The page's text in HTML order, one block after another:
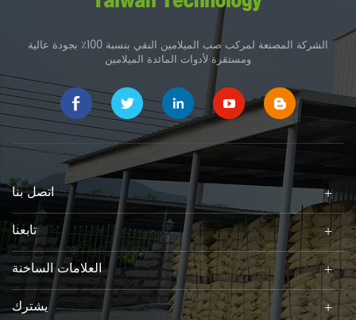
الشركة المصنعة لمركب صب الميلامين النقي بنسبة 100٪ بجودة عالية
ومستقرة لأدوات المائدة الميلامين
اتصل بنا
تابعنا
العلامات الساخنة
يشترك